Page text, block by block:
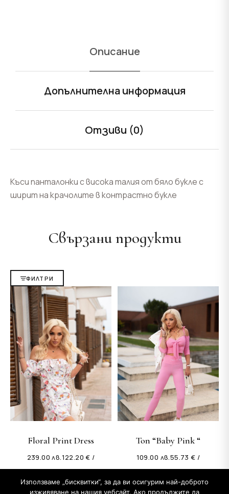
Описание
Допълнителна информация
Отзиви (0)
Къси панталонки с висока талия от бяло букле с
ширит на крачолите в контрастно букле
Свързани продукти
ФИЛТРИ
Floral Print Dress
122.20 € /
239.00лв.
Топ “Baby Pink “
55.73 € /
109.00 лв.
Използваме „бисквитки“, за да ви осигурим най-доброто
изживяване на нашия уебсайт. Ако продължите да